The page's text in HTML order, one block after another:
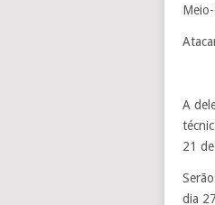
A
21
dia